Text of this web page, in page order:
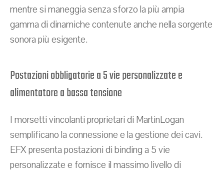
mentre si maneggia senza sforzo la più ampia
gamma di dinamiche contenute anche nella sorgente
sonora più esigente.
Postazioni obbligatorie a 5 vie personalizzate e
alimentatore a bassa tensione
I morsetti vincolanti proprietari di MartinLogan
semplificano la connessione e la gestione dei cavi.
EFX presenta postazioni di binding a 5 vie
personalizzate e fornisce il massimo livello di